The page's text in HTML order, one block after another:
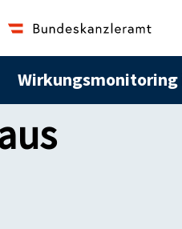
Wirkungsmonitoring